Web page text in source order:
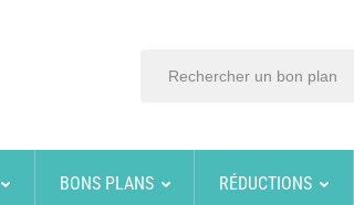
BONS PLANS RÉDUCTIONS